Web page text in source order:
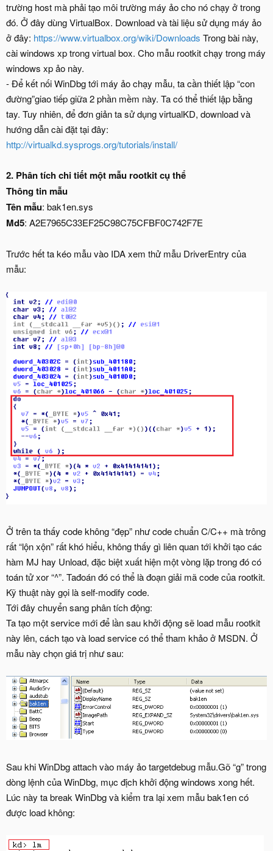
trường host mà phải tạo môi trường máy ảo cho nó chạy ở trong
đó. Ở đây dùng VirtualBox. Download và tài liệu sử dụng máy ảo
ở đây: https://www.virtualbox.org/wiki/Downloads Trong bài này,
cài windows xp trong virtual box. Cho mẫu rootkit chạy trong máy
windows xp ảo này.
- Để kết nối WinDbg tới máy ảo chạy mẫu, ta cần thiết lập “con
đường”giao tiếp giữa 2 phần mềm này. Ta có thể thiết lập bằng
tay. Tuy nhiên, để đơn giản ta sử dụng virtualKD, download và
hướng dẫn cài đặt tại đây:
http://virtualkd.sysprogs.org/tutorials/install/
2. Phân tích chi tiết một mẫu rootkit cụ thể
Thông tin mẫu
Tên mẫu: bak1en.sys
Md5: A2E7965C33EF25C98C75CFBF0C742F7E
Trước hết ta kéo mẫu vào IDA xem thử mẫu DriverEntry của
mẫu:
Ở trên ta thấy code không “đẹp” như code chuẩn C/C++ mà trông
rất “lộn xộn” rất khó hiểu, không thấy gì liên quan tới khởi tạo các
hàm MJ hay Unload, đặc biệt xuất hiện một vòng lặp trong đó có
toán tử xor “^”. Tađoán đó có thể là đoạn giải mã code của rootkit.
Kỹ thuật này gọi là self-modify code.
Tới đây chuyển sang phân tích động:
Ta tạo một service mới để lần sau khởi động sẽ load mẫu rootkit
này lên, cách tạo và load service có thể tham khảo ở MSDN. Ở
mẫu này chọn giá trị như sau:
Sau khi WinDbg attach vào máy ảo targetdebug mẫu.Gõ “g” trong
dòng lệnh của WinDbg, mục địch khởi động windows xong hết.
Lúc này ta break WinDbg và kiểm tra lại xem mẫu bak1en có
được load không: